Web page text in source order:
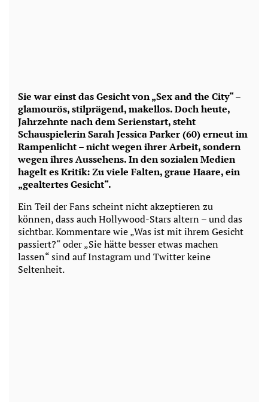
Sie war einst das Gesicht von „Sex and the City“ –
glamourös, stilprägend, makellos. Doch heute,
Jahrzehnte nach dem Serienstart, steht
Schauspielerin Sarah Jessica Parker (60) erneut im
Rampenlicht – nicht wegen ihrer Arbeit, sondern
wegen ihres Aussehens. In den sozialen Medien
hagelt es Kritik: Zu viele Falten, graue Haare, ein
„gealtertes Gesicht“.
Ein Teil der Fans scheint nicht akzeptieren zu
können, dass auch Hollywood-Stars altern – und das
sichtbar. Kommentare wie „Was ist mit ihrem Gesicht
passiert?“ oder „Sie hätte besser etwas machen
lassen“ sind auf Instagram und Twitter keine
Seltenheit.